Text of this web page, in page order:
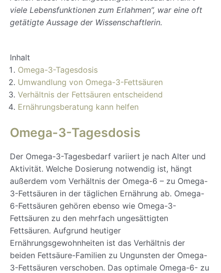
viele Lebensfunktionen zum Erlahmen”, war eine oft
getätigte Aussage der Wissenschaftlerin.
Inhalt
Omega-3-Tagesdosis
Umwandlung von Omega-3-Fettsäuren
Verhältnis der Fettsäuren entscheidend
Ernährungsberatung kann helfen
Omega-3-Tagesdosis
Der Omega-3-Tagesbedarf variiert je nach Alter und
Aktivität. Welche Dosierung notwendig ist, hängt
außerdem vom Verhältnis der Omega-6 – zu Omega-
3-Fettsäuren in der täglichen Ernährung ab. Omega-
6-Fettsäuren gehören ebenso wie Omega-3-
Fettsäuren zu den mehrfach ungesättigten
Fettsäuren. Aufgrund heutiger
Ernährungsgewohnheiten ist das Verhältnis der
beiden Fettsäure-Familien zu Ungunsten der Omega-
3-Fettsäuren verschoben. Das optimale Omega-6- zu